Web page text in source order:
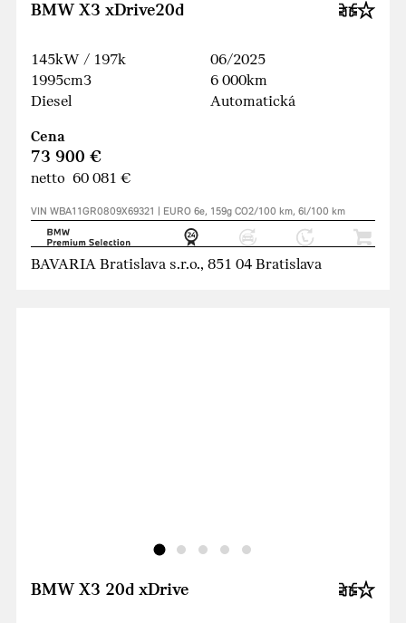
BMW X3 xDrive20d
145kW / 197k
1995cm3
Diesel
06/2025
6 000km
Automatická
Cena
73 900 €
netto 60 081 €
VIN WBA11GR0809X69321 | EURO 6e, 159g CO2/100 km, 6l/100 km
BAVARIA Bratislava s.r.o., 851 04 Bratislava
BMW X3 20d xDrive